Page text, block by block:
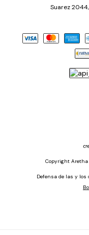
Suarez
Copyright Aretha
Defensa de las y los